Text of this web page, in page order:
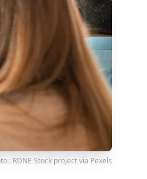
: RDNE Stock projectvia Pexels